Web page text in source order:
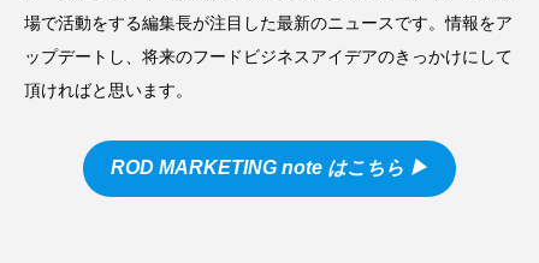
場で活動をする編集長が注目した最新のニュースです。情報をア
ップデートし、将来のフードビジネスアイデアのきっかけにして
頂ければと思います。
ROD MARKETING note はこちら ▶︎